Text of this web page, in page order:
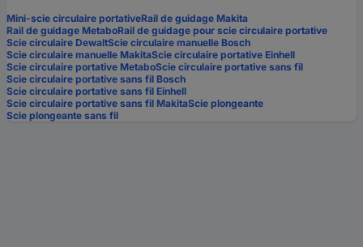
Mini-scie circulaire portativeRail de guidage Makita
Rail de guidage MetaboRail de guidage pour scie circulaire portative
Scie circulaire DewaltScie circulaire manuelle Bosch
Scie circulaire manuelle MakitaScie circulaire portative Einhell
Scie circulaire portative MetaboScie circulaire portative sans fil
Scie circulaire portative sans fil Bosch
Scie circulaire portative sans fil Einhell
Scie circulaire portative sans fil MakitaScie plongeante
Scie plongeante sans fil